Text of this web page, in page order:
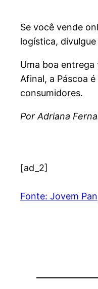
Se você vende
logística,
Uma boa
Afinal, a Páscoa
consumidores.
Por Adriana
[ad_2]
Fonte: Jovem Pan